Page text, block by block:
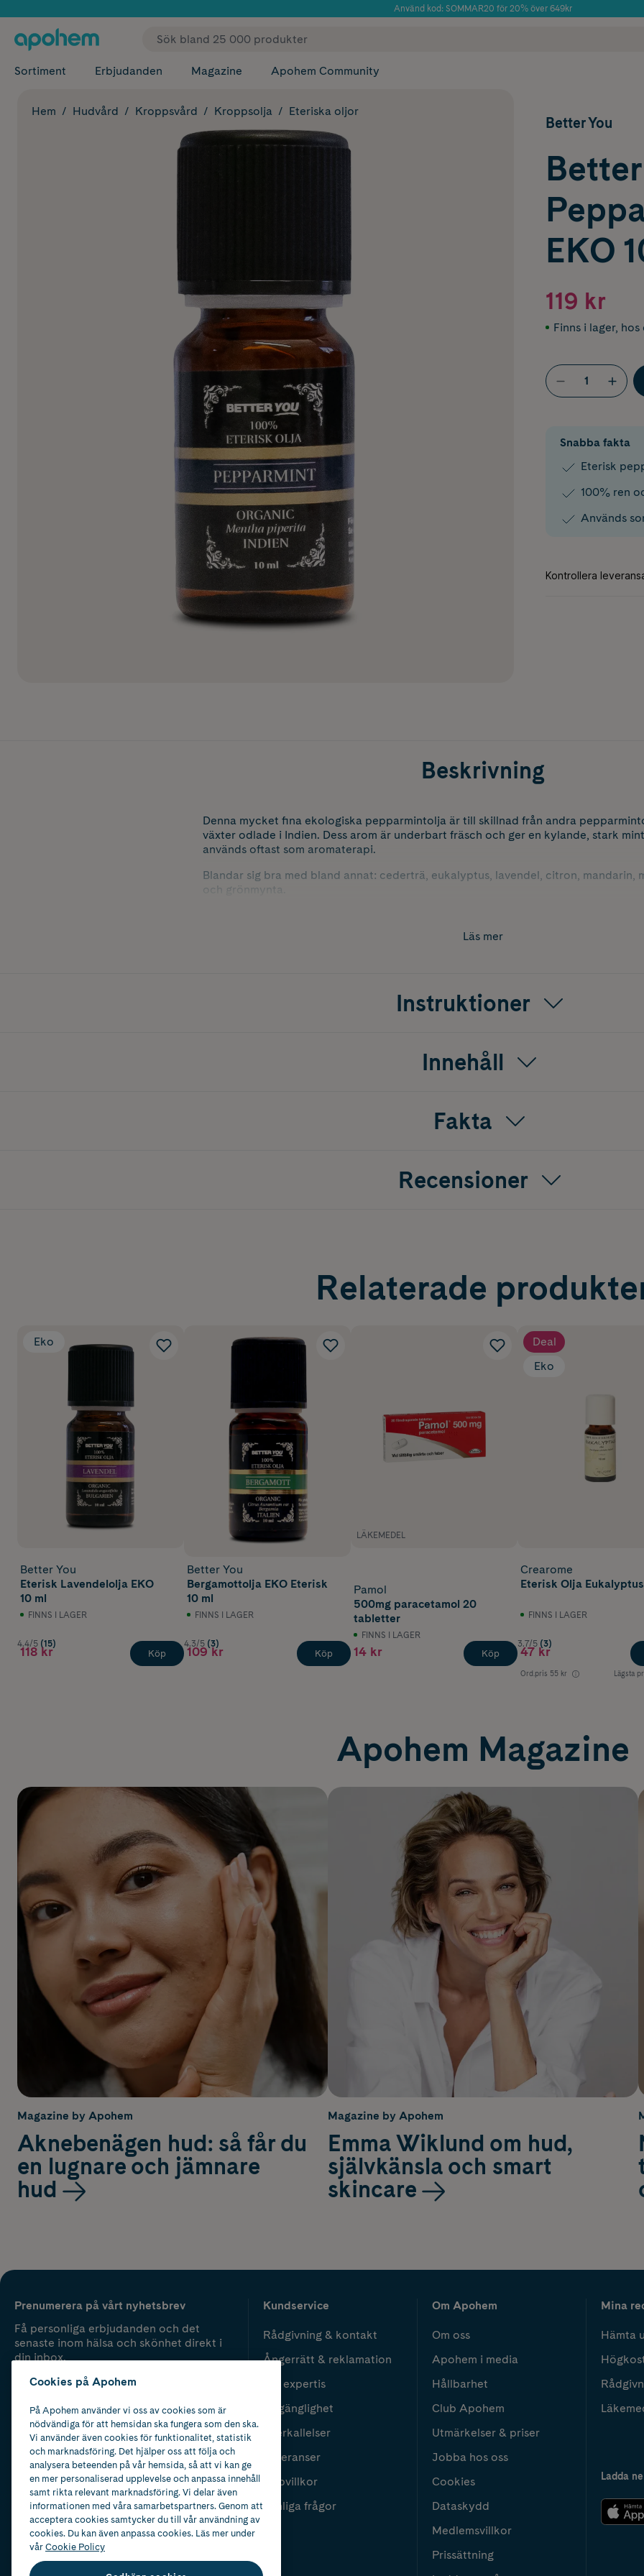
Använd kod: SOMMAR20 för 20% över 649kr
✓ Fri frakt
Sortiment Erbjudanden Magazine Apohem Community
Hem Hudvård Kroppsvård Kroppsolja Eteriska oljor
Better You
EKO
119 kr
Finns i lager, hos
Snabba fakta
Eterisk
100% ren
Används
Beskrivning
Denna mycket fina ekologiska pepparmintolja är till skillnad från andra
växter odlade i Indien. Dess arom är underbart fräsch och ger en kylande, stark
används oftast som aromaterapi.
Blandar sig bra med bland annat: cederträ, eukalyptus, lavendel, citron, mandarin,
och grönmynta.
Läs mer
Instruktioner
Innehåll
Fakta
Recensioner
Relaterade
Eko
Better You
Eterisk Lavendelolja EKO
10 ml
FINNS I LAGER
4.4/5 (15)
118 kr Köp
Better You
Bergamottolja EKO Eterisk
10 ml
FINNS I LAGER
4.3/5 (3)
109 kr Köp
LÄKEMEDEL
Pamol
500mg paracetamol 20
tabletter
FINNS I LAGER
14 kr Köp
Deal
Eko
Crearome
Eterisk Olja
FINNS I LAGER
3.7/5 (3)
47 kr
Ord.pris 55 kr Lägsta
Apohem Magazine
Magazine by Apohem
Aknebenägen hud: så får du
en lugnare och jämnare
hud
Magazine by Apohem
Emma Wiklund om hud,
självkänsla och smart
skincare
Prenumerera på vårt nyhetsbrev
Få personliga erbjudanden och det
senaste inom hälsa och skönhet direkt i
din inbox.
Kundservice
Rådgivning & kontakt
Ångerrätt & reklamation
Vår expertis
Tillgänglighet
Återkallelser
Leveranser
Köpvillkor
Vanliga frågor
Om Apohem
Om oss
Apohem i media
Hållbarhet
Club Apohem
Utmärkelser & priser
Jobba hos oss
Cookies
Dataskydd
Medlemsvillkor
Prissättning
Mina
Hämta
Ladda
Cookies på Apohem
På Apohem använder vi oss av cookies som är
nödvändiga för att hemsidan ska fungera som den ska.
Vi använder även cookies för funktionalitet, statistik
och marknadsföring. Det hjälper oss att följa och
analysera beteenden på vår hemsida, så att vi kan ge
en mer personaliserad upplevelse och anpassa innehåll
samt rikta relevant marknadsföring. Vi delar även
informationen med våra samarbetspartners. Genom att
acceptera cookies samtycker du till vår användning av
cookies. Du kan även anpassa cookies. Läs mer under
vårCookie Policy